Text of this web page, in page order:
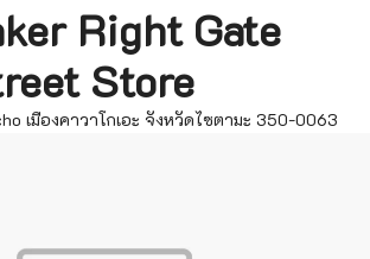
Right Gate
Store
เมืองคาวาโกเอะ จังหวัดไซตามะ 350-0063